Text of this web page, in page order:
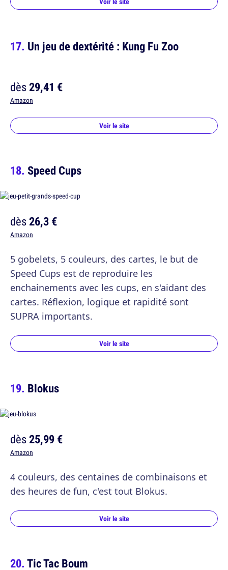
Un jeu de dextérité : Kung Fu Zoo
dès29,41 €
Amazon
Voir le site
Speed Cups
dès26,3 €
Amazon
5 gobelets, 5 couleurs, des cartes, le but de
Speed Cups est de reproduire les
enchainements avec les cups, en s'aidant des
cartes. Réflexion, logique et rapidité sont
SUPRA importants.
Voir le site
Blokus
dès25,99 €
Amazon
4 couleurs, des centaines de combinaisons et
des heures de fun, c'est tout Blokus.
Voir le site
Tic Tac Boum